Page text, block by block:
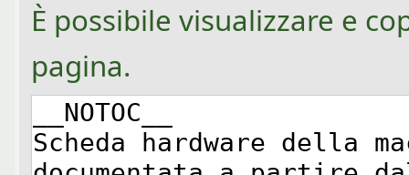
È possibile visualizzare e
pagina.